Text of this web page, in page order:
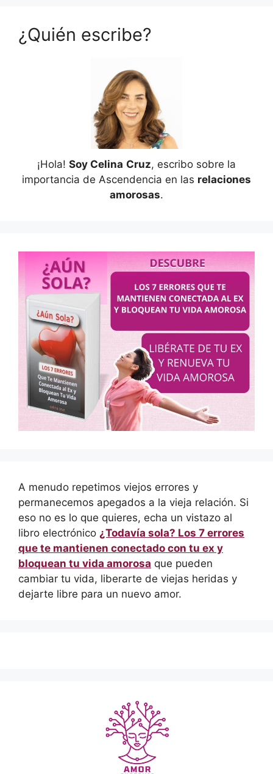
¿Quién escribe?
¡Hola! Soy Celina Cruz, escribo sobre la
importancia de Ascendencia en las relaciones
amorosas.
A menudo repetimos viejos errores y
permanecemos apegados a la vieja relación. Si
eso no es lo que quieres, echa un vistazo al
libro electrónico ¿Todavía sola? Los 7 errores
que te mantienen conectado con tu ex y
bloquean tu vida amorosa que pueden
cambiar tu vida, liberarte de viejas heridas y
dejarte libre para un nuevo amor.